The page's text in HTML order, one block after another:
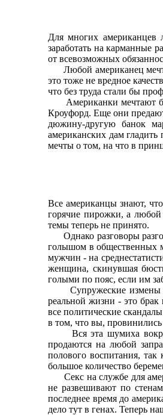
Для многих американцев
заработать на карманные
от всевозможных
Любой американец
это тоже не вредное
что без труда стали бы
Американки мечтают
Кроуфорд. Еще они
дюжину-другую банок
американских дам
мечты о том, на что в
Все американцы знают,
горячие пирожки, а
темы теперь не принято.
Однако разговоры
голышом в общественных
мужчин - на
женщина, скинувшая
голыми по пояс, если им
Супружеские измены -
реальной жизни - это
все политические
в том, что вы, провинились
Вся эта шумиха вокруг
продаются на любой
полового воспитания,
большое количество
Секс на службе для
не развешивают по
последнее время до
дело тут в генах. Теперь